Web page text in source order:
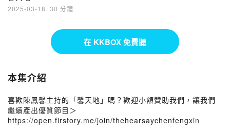
2025-03-18 · 30 分鐘
在 KKBOX 免費聽
本集介紹
喜歡陳鳳馨主持的「馨天地」嗎？歡迎小額贊助我們，讓我們
繼續產出優質節目＞
https://open.firstory.me/join/thehearsaychenfengxin